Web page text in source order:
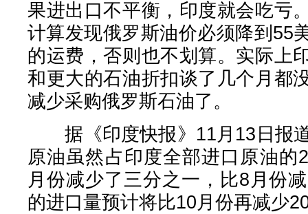
果进出口不平衡，印度就会吃亏
计算发现俄罗斯油价必须降到55
的运费，否则也不划算。实际上
和更大的石油折扣谈了几个月都
减少采购俄罗斯石油了。
据《印度快报》11月13日报
原油虽然占印度全部进口原油的
月份减少了三分之一，比8月份
的进口量预计将比10月份再减少